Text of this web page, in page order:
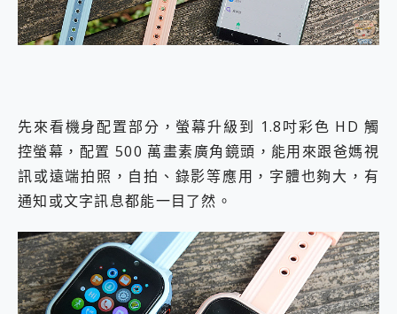
先來看機身配置部分，螢幕升級到 1.8吋彩色 HD 觸
控螢幕，配置 500 萬畫素廣角鏡頭，能用來跟爸媽視
訊或遠端拍照，自拍、錄影等應用，字體也夠大，有
通知或文字訊息都能一目了然。